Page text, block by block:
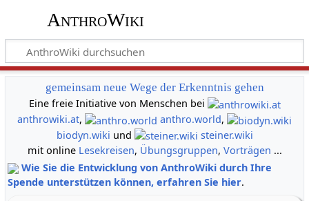
AnthroWiki
gemeinsam neue Wege der Erkenntnis gehen
Eine freie Initiative von Menschen bei
anthrowiki.at, anthro.world,
biodyn.wiki und
steiner.wiki
mit online Lesekreisen, Übungsgruppen, Vorträgen ...
Wie Sie die Entwicklung von AnthroWiki durch Ihre
Spende unterstützen können, erfahren Sie hier.